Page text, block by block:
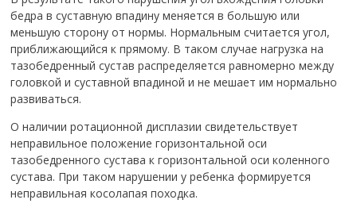
бедра в суставную впадину меняется в большую или
меньшую сторону от нормы. Нормальным считается угол,
приближающийся к прямому. В таком случае нагрузка на
тазобедренный сустав распределяется равномерно между
головкой и суставной впадиной и не мешает им нормально
развиваться.
О наличии ротационной дисплазии свидетельствует
неправильное положение горизонтальной оси
тазобедренного сустава к горизонтальной оси коленного
сустава. При таком нарушении у ребенка формируется
неправильная косолапая походка.